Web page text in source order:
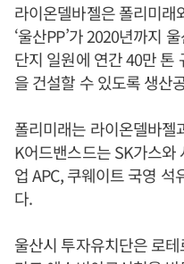
라이온델바젤은 폴리미래
‘울산PP’가 2020년까지
단지 일원에 연간 40만 톤
을 건설할 수 있도록 생산
폴리미래는 라이온델바젤
K어드밴스드는 SK가스와
업 APC, 쿠웨이트 국영 석
다.
울산시 투자유치단은 로